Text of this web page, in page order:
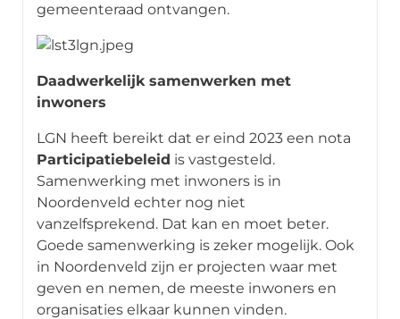
gemeenteraad ontvangen.
Daadwerkelijk samenwerken met
inwoners
LGN heeft bereikt dat er eind 2023 een nota
Participatiebeleid is vastgesteld.
Samenwerking met inwoners is in
Noordenveld echter nog niet
vanzelfsprekend. Dat kan en moet beter.
Goede samenwerking is zeker mogelijk. Ook
in Noordenveld zijn er projecten waar met
geven en nemen, de meeste inwoners en
organisaties elkaar kunnen vinden.